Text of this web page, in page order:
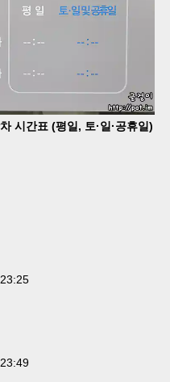
시간표 (평일, 토·일·공휴일)